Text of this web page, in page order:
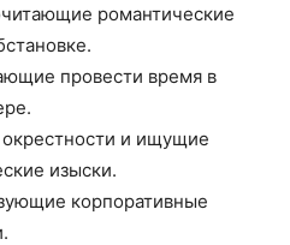
романтические
провести время в
и ищущие
изыски.
корпоративные